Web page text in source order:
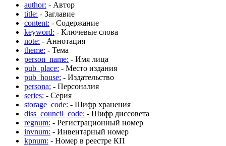
author: - Автор
title: - Заглавие
content: - Содержание
keyword: - Ключевые слова
note: - Аннотация
theme: - Тема
person_name: - Имя лица
pub_place: - Место издания
pub_house: - Издательство
persona: - Персоналия
series: - Серия
storage_code: - Шифр хранения
diss_council_code: - Шифр диссовета
regnum: - Регистрационный номер
invnum: - Инвентарный номер
kpnum: - Номер в реестре КП